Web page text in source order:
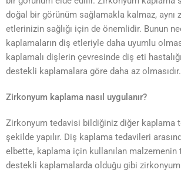
doğal bir görünüm sağlamakla kalmaz, aynı
etlerinizin sağlığı için de önemlidir. Bunun
kaplamaların diş etleriyle daha uyumlu
kaplamalı dişlerin çevresinde diş eti hastalığı
destekli kaplamalara göre daha az olmasıdır.
Zirkonyum kaplama nasıl uygulanır?
Zirkonyum tedavisi bildiğiniz diğer kaplama
şekilde yapılır. Diş kaplama tedavileri
elbette, kaplama için kullanılan malzemenin
destekli kaplamalarda olduğu gibi